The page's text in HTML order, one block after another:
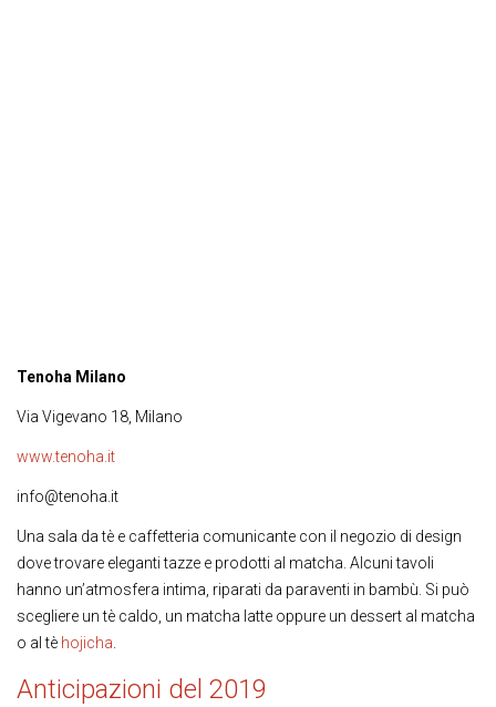
Tenoha Milano
Via Vigevano 18, Milano
www.tenoha.it
info@tenoha.it
Una sala da tè e caffetteria comunicante con il negozio di design
dove trovare eleganti tazze e prodotti al matcha. Alcuni tavoli
hanno un’atmosfera intima, riparati da paraventi in bambù. Si può
scegliere un tè caldo, un matcha latte oppure un dessert al matcha
o al tè hojicha
Anticipazioni del 2019